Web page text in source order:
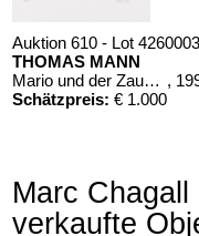
Auktion 610 - Lot
MARC CHAGALL
Auktion 610 - Lot
THOMAS MANN
Mario und der Zauberer ,
Schätzpreis: € 1.000
Marc
verkaufte